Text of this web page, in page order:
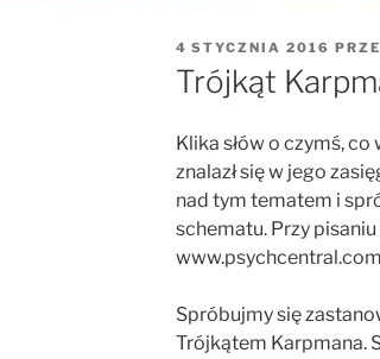
OPUBLIKOWANE
W
4 STYCZNIA 2016
Trójkąt
Klika słów o czymś,
znalazł się w jego
nad tym tematem i
schematu. Przy
Spróbujmy się
Trójkątem Karpmana.